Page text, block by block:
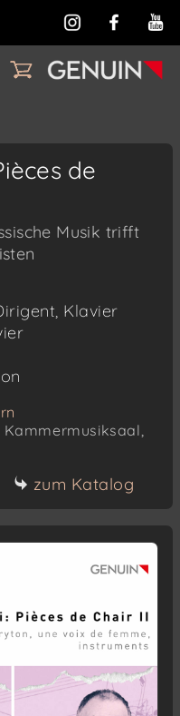
de
Musik trifft
Klavier
zum Katalog